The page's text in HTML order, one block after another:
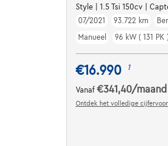
Style | 1.5 Tsi 150cv |
07/2021
93.722 km
Manueel
96 kW ( 131 PK
€16.990 1
Vanaf €341,40/maand
Ontdek het volledige